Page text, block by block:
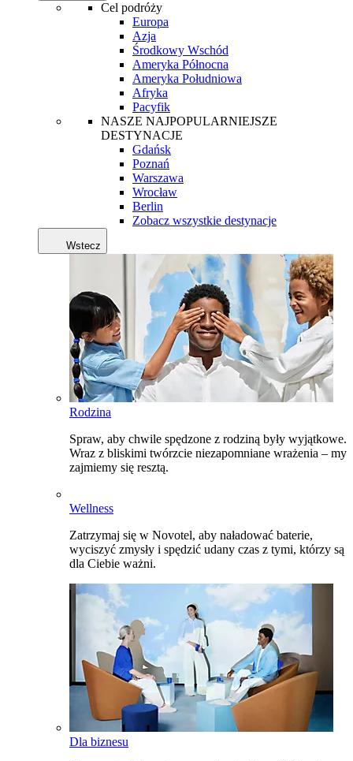
Cel podróży
Europa
Azja
Środkowy Wschód
Ameryka Północna
Ameryka Południowa
Afryka
Pacyfik
NASZE NAJPOPULARNIEJSZE
DESTYNACJE
Gdańsk
Poznań
Warszawa
Wrocław
Berlin
Zobacz wszystkie destynacje
Wstecz
Rodzina
Spraw, aby chwile spędzone z rodziną były wyjątkowe.
Wraz z bliskimi twórzcie niezapomniane wrażenia – my
zajmiemy się resztą.
Wellness
Zatrzymaj się w Novotel, aby naładować baterie,
wyciszyć zmysły i spędzić udany czas z tymi, którzy są
dla Ciebie ważni.
Dla biznesu